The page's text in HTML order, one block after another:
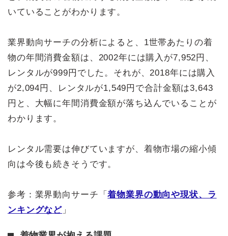
いていることがわかります。
業界動向サーチの分析によると、1世帯あたりの着
物の年間消費金額は、2002年には購入が7,952円、
レンタルが999円でした。それが、2018年には購入
が2,094円、レンタルが1,549円で合計金額は3,643
円と、大幅に年間消費金額が落ち込んでいることが
わかります。
レンタル需要は伸びていますが、着物市場の縮小傾
向は今後も続きそうです。
参考：業界動向サーチ「着物業界の動向や現状、ラ
ンキングなど 」